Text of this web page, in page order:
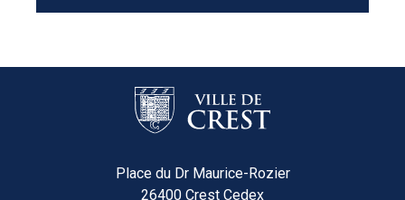
Place du Dr Maurice-Rozier
26400 Crest Cedex